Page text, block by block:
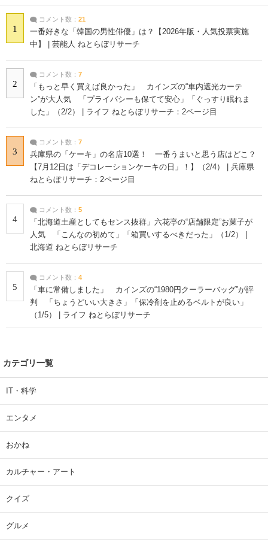
1
コメント数： 21
一番好きな「韓国の男性俳優」は？【2026年版・人気投票実施
中】 | 芸能人 ねとらぼリサーチ
2
コメント数： 7
「もっと早く買えば良かった」 カインズの“車内遮光カーテ
ン”が大人気 「プライバシーも保てて安心」「ぐっすり眠れま
した」（2/2） | ライフ ねとらぼリサーチ：2ページ目
3
コメント数： 7
兵庫県の「ケーキ」の名店10選！ 一番うまいと思う店はどこ？
【7月12日は「デコレーションケーキの日」！】（2/4） | 兵庫県
ねとらぼリサーチ：2ページ目
4
コメント数： 5
「北海道土産としてもセンス抜群」六花亭の“店舗限定”お菓子が
人気 「こんなの初めて」「箱買いするべきだった」（1/2） |
北海道 ねとらぼリサーチ
5
コメント数： 4
「車に常備しました」 カインズの“1980円クーラーバッグ”が評
判 「ちょうどいい大きさ」「保冷剤を止めるベルトが良い」
（1/5） | ライフ ねとらぼリサーチ
カテゴリ一覧
IT・科学
エンタメ
おかね
カルチャー・アート
クイズ
グルメ